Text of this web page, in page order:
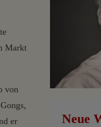
Markt
von
er
Neue